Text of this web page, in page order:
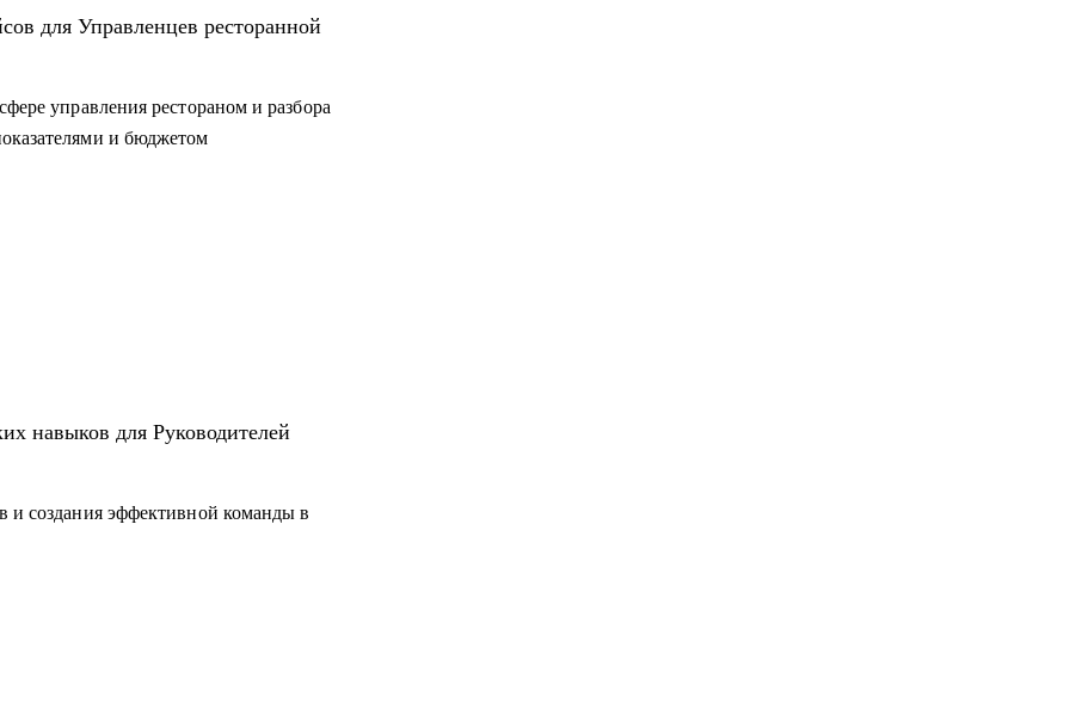
для Управленцев ресторанной
управления рестораном и разбора
и бюджетом
навыков для Руководителей
и создания эффективной команды в